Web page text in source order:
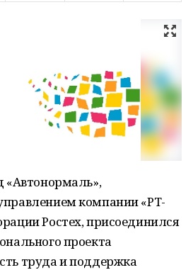
«Автонормаль»,
компании «РТ-
Ростех, присоединился
проекта
труда и поддержка